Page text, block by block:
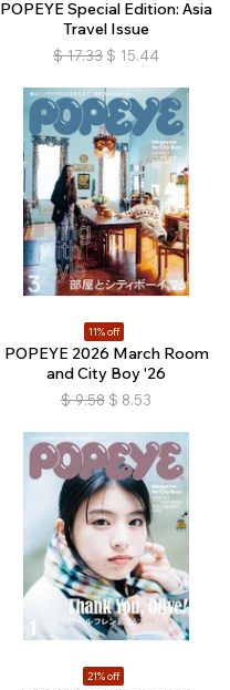
POPEYE Special Edition: Asia
Travel Issue
$ 17.33 $ 15.44
11% off
POPEYE 2026 March Room
and City Boy '26
$ 9.58 $ 8.53
21% off